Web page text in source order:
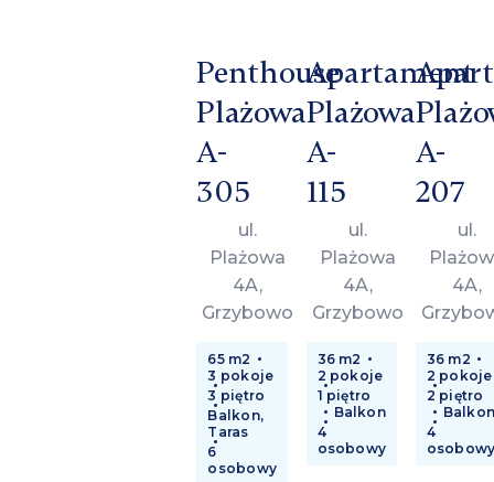
Penthouse
Plażowa
A-
305
ul.
Plażowa
4A,
Grzybowo
65 m2
3 pokoje
3 piętro
Balkon,
Taras
6
osobowy
Apartament
Plażowa
A-
115
ul.
Plażowa
4A,
Grzybowo
36 m2
2 pokoje
1 piętro
Balkon
4
osobowy
A-
207
ul.
4A,
36 m2
2 pokoje
2 piętro
4